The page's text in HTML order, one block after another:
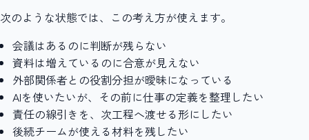
次のような状態では、この考え方が使えます。
会議はあるのに判断が残らない
資料は増えているのに合意が見えない
外部関係者との役割分担が曖昧になっている
AIを使いたいが、その前に仕事の定義を整理したい
責任の線引きを、次工程へ渡せる形にしたい
後続チームが使える材料を残したい